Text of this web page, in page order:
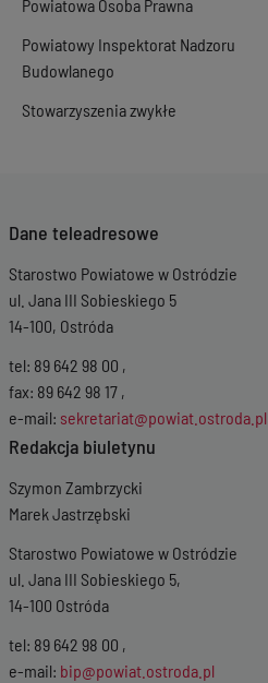
Powiatowa Osoba Prawna
Powiatowy Inspektorat Nadzoru
Budowlanego
Stowarzyszenia zwykłe
Dane teleadresowe
Starostwo Powiatowe w Ostródzie
ul. Jana III Sobieskiego 5
14-100, Ostróda
tel: 89 642 98 00 ,
fax: 89 642 98 17 ,
e-mail: sekretariat@powiat.ostroda.pl
Redakcja biuletynu
Szymon Zambrzycki
Marek Jastrzębski
Starostwo Powiatowe w Ostródzie
ul. Jana III Sobieskiego 5,
14-100 Ostróda
tel: 89 642 98 00 ,
e-mail: bip@powiat.ostroda.pl